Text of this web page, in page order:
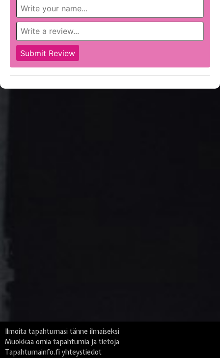
Ilmoita tapahtumasi tänne ilmaiseksi
Muokkaa omia tapahtumia ja tietoja
Tapahtumainfo.fi yhteystiedot